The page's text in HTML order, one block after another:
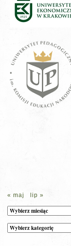
« maj lip »
Archiwum
Kategorie
wpisów